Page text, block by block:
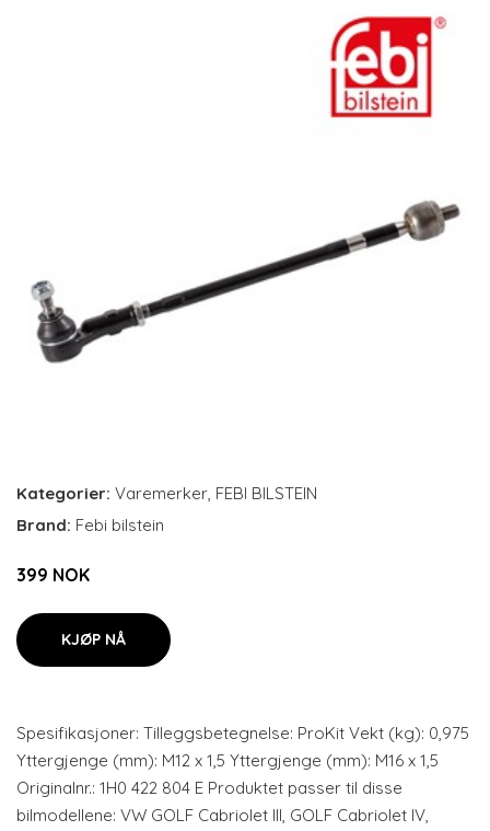
Kategorier: Varemerker, FEBI BILSTEIN
Brand: Febi bilstein
399 NOK
KJØP NÅ
Spesifikasjoner: Tilleggsbetegnelse: ProKit Vekt (kg): 0,975
Yttergjenge (mm): M12 x 1,5 Yttergjenge (mm): M16 x 1,5
Originalnr.: 1H0 422 804 E Produktet passer til disse
bilmodellene: VW GOLF Cabriolet III, GOLF Cabriolet IV,